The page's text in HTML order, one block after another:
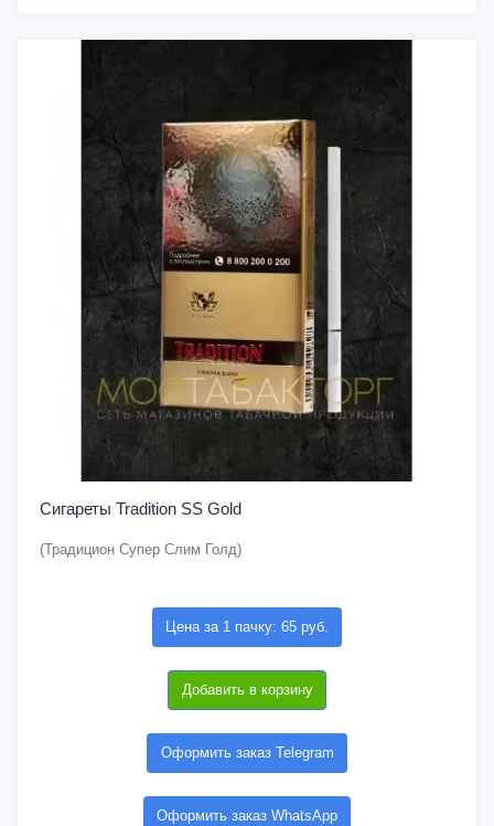
Сигареты Tradition SS Gold
(Традицион Супер Слим Голд)
Цена за 1 пачку: 65 руб.
Добавить в корзину
Оформить заказ Telegram
Оформить заказ WhatsApp